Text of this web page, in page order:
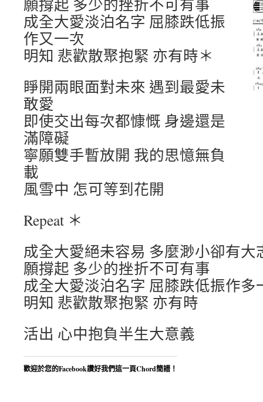
願撐起 多少的挫折不可有事
成全大愛淡泊名字 屈膝跌低振
作又一次
明知 悲歡散聚抱緊 亦有時＊
睜開兩眼面對未來 遇到最愛未
敢愛
即使交出每次都慷慨 身邊還是
滿障礙
寧願雙手暫放開 我的思憶無負
載
風雪中 怎可等到花開
Repeat ＊
成全大愛絕未容易 多麼渺小卻有大
願撐起 多少的挫折不可有事
成全大愛淡泊名字 屈膝跌低振作多
明知 悲歡散聚抱緊 亦有時
活出 心中抱負半生大意義
歡迎於您的Facebook讚好我們這一頁Chord簡譜！